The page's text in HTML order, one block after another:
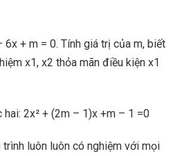
6x + m = 0. Tính giá trị của m, biết
x1, x2 thỏa mãn điều kiện x1
2x² + (2m – 1)x +m – 1 =0
luôn luôn có nghiệm với mọi